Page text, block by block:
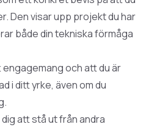
Den visar upp projekt du har
både din tekniska förmåga
och att du är
i ditt yrke, även om du
att stå ut från andra